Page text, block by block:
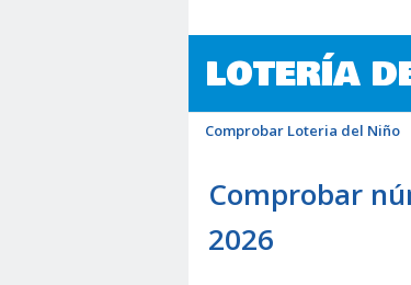
LOTERÍA
Comprobar Loteria del Niño
Comprobar
2026